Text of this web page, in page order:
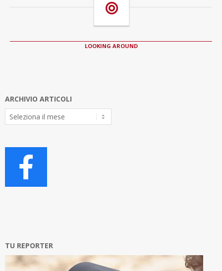
LOOKING AROUND
ARCHIVIO ARTICOLI
Archivio
Articoli
TU REPORTER